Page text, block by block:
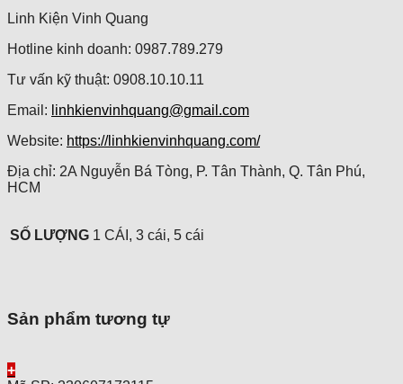
Linh Kiện Vinh Quang
Hotline kinh doanh: 0987.789.279
Tư vấn kỹ thuật: 0908.10.10.11
Email: linhkienvinhquang@gmail.com
Website: https://linhkienvinhquang.com/
Địa chỉ: 2A Nguyễn Bá Tòng, P. Tân Thành, Q. Tân Phú,
HCM
SỐ LƯỢNG 1 CÁI, 3 cái, 5 cái
Sản phẩm tương tự
+